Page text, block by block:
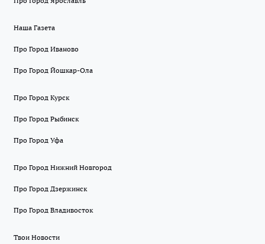
Наша Газета
Про Город Иваново
Про Город Йошкар-Ола
Про Город Курск
Про Город Рыбинск
Про Город Уфа
Про Город Нижний Новгород
Про Город Дзержинск
Про Город Владивосток
Твои Новости